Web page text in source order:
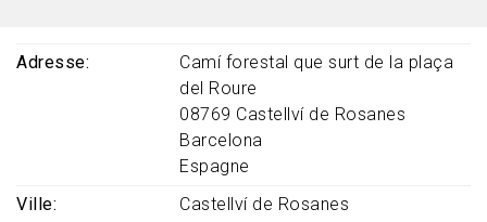
Adresse
Camí forestal que surt de la plaça
del Roure
08769 Castellví de Rosanes
Barcelona
Espagne
Ville
Castellví de Rosanes